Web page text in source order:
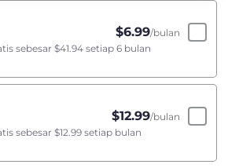
$6.99/bulan
sebesar $41.94 setiap 6 bulan
$12.99/bulan
sebesar $12.99 setiap bulan